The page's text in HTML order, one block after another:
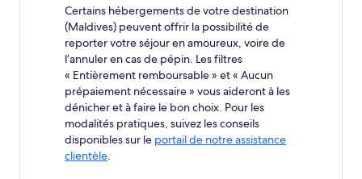
Certains hébergements de votre destination
(Maldives) peuvent offrir la possibilité de
reporter votre séjour en amoureux, voire de
l’annuler en cas de pépin. Les filtres
« Entièrement remboursable » et « Aucun
prépaiement nécessaire » vous aideront à les
dénicher et à faire le bon choix. Pour les
modalités pratiques, suivez les conseils
disponibles sur le portail de notre assistance
clientèle.